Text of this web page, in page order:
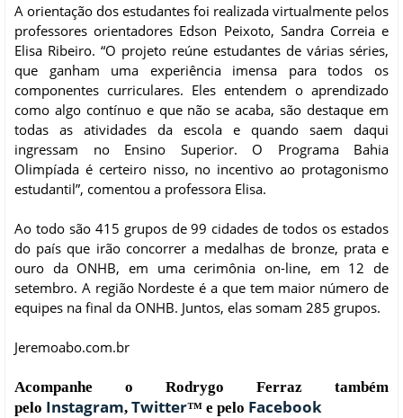
A orientação dos estudantes foi realizada virtualmente pelos
professores orientadores Edson Peixoto, Sandra Correia e
Elisa Ribeiro. “O projeto reúne estudantes de várias séries,
que ganham uma experiência imensa para todos os
componentes curriculares. Eles entendem o aprendizado
como algo contínuo e que não se acaba, são destaque em
todas as atividades da escola e quando saem daqui
ingressam no Ensino Superior. O Programa Bahia
Olimpíada é certeiro nisso, no incentivo ao protagonismo
estudantil”, comentou a professora Elisa.
Ao todo são 415 grupos de 99 cidades de todos os estados
do país que irão concorrer a medalhas de bronze, prata e
ouro da ONHB, em uma cerimônia on-line, em 12 de
setembro. A região Nordeste é a que tem maior número de
equipes na final da ONHB. Juntos, elas somam 285 grupos.
Jeremoabo.com.br
Acompanhe o Rodrygo Ferraz também
pelo Instagram, Twitter™ e pelo Facebook